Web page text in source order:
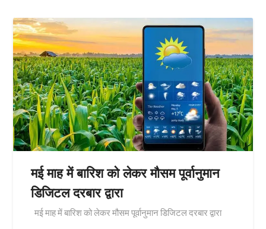
मई माह में बारिश को लेकर मौसम पूर्वानुमान
डिजिटल दरबार द्वारा
मई माह में बारिश को लेकर मौसम पूर्वानुमान डिजिटल दरबार द्वारा